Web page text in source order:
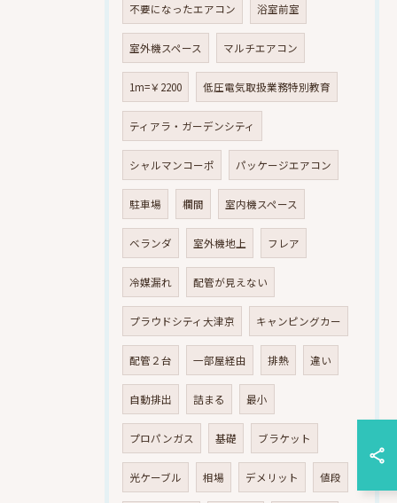
不要になったエアコン 浴室前室
室外機スペース マルチエアコン
1m=￥2200 低圧電気取扱業務特別教育
ティアラ・ガーデンシティ
シャルマンコーポ パッケージエアコン
駐車場 欄間 室内機スペース
ベランダ 室外機地上 フレア
冷媒漏れ 配管が見えない
プラウドシティ大津京 キャンピングカー
配管２台 一部屋経由 排熱 違い
自動排出 詰まる 最小
プロパンガス 基礎 ブラケット
光ケーブル 相場 デメリット 値段